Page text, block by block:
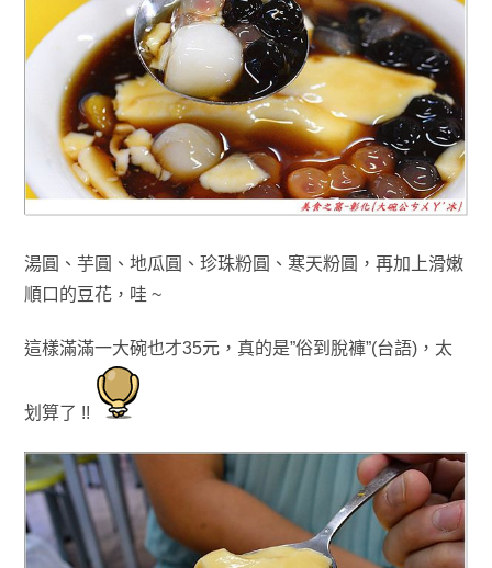
湯圓 、 芋圓 、 地瓜圓 、 珍珠粉圓 、 寒天粉圓，再加上滑嫩
順口的豆花，哇 ~
這樣滿滿一大碗也才35元，真的是”俗到脫褲”(台語)，太
划算了 !!